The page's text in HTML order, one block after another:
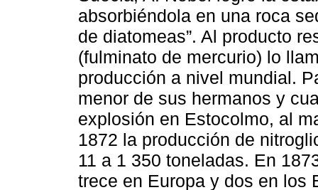
absorbiéndola en una roca
de diatomeas”. Al producto
(fulminato de mercurio) lo
producción a nivel mundial.
menor de sus hermanos y
explosión en Estocolmo, al
1872 la producción de
11 a 1 350 toneladas. En
trece en Europa y dos en los